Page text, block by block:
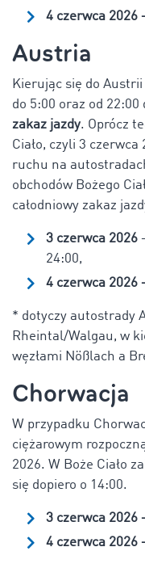
4 czerwca 2026
Austria
Kierując się do
do 5:00 oraz od
zakaz jazdy. Oprócz
Ciało, czyli 3
ruchu na
obchodów Bożego
całodniowy zakaz
3 czerwca 2026
24:00,
4 czerwca 2026
* dotyczy autostrady
Rheintal/Walgau, w
węzłami Nößlach a
Chorwacja
W przypadku
ciężarowym
2026. W Boże Ciało
się dopiero o 14:00.
3 czerwca 2026
4 czerwca 2026